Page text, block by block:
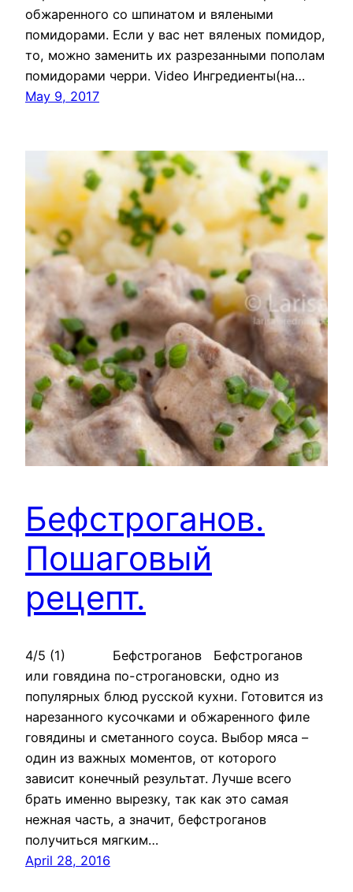
обжаренного со шпинатом и вялеными
помидорами. Если у вас нет вяленых помидор,
то, можно заменить их разрезанными пополам
помидорами черри. Video Ингредиенты(на…
May 9, 2017
Бефстроганов.
Пошаговый
рецепт.
4/5 (1) Бефстроганов Бефстроганов
или говядина по-строгановски, одно из
популярных блюд русской кухни. Готовится из
нарезанного кусочками и обжаренного филе
говядины и сметанного соуса. Выбор мяса –
один из важных моментов, от которого
зависит конечный результат. Лучше всего
брать именно вырезку, так как это самая
нежная часть, а значит, бефстроганов
получиться мягким…
April 28, 2016